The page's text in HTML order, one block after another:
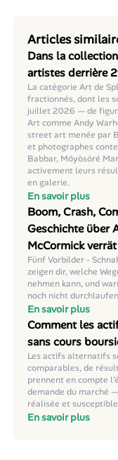
Articles
Dans la
artistes derrière
La catégorie Art de
fractionnés, dont les
juillet 2026 — de
Art comme Andy
street art menée par
et photographes
Babbar, Móyòsóré
activement leurs
en galerie.
En savoir plus
Boom, Crash,
Geschichte über
McCormick verrät
Fünf Vorbilder -
zeigen dir, welche
nehmen kann, und
noch nicht
En savoir plus
Comment les
sans cours
Les actifs alternatifs
comparables, de
prennent en compte
demande du marché
réalisée et
En savoir plus